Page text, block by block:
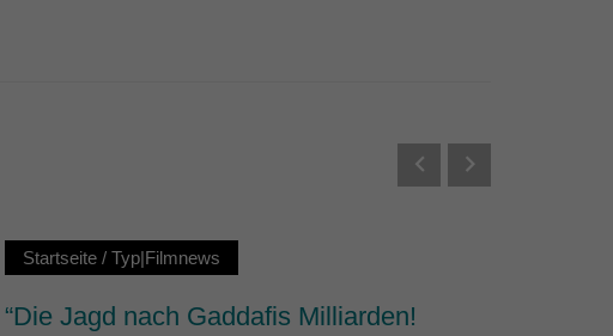
Startseite/ Typ|Filmnews
“Die Jagd nach Gaddafis Milliarden!